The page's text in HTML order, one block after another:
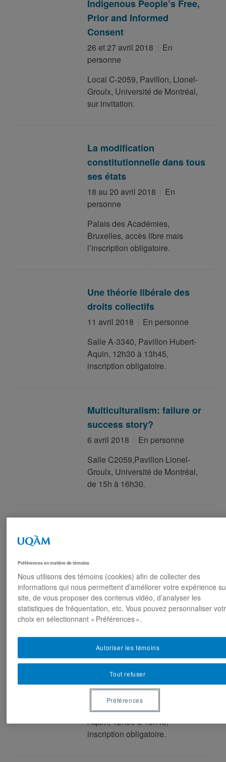
Indigenous People’s Free,
Prior and Informed
Consent
26 et 27 avril 2018
En
personne
Local C-2059, Pavillon, Lionel-
Groulx, Université de Montréal,
sur invitation.
La modification
constitutionnelle dans tous
ses états
18 au 20 avril 2018
En
personne
Palais des Académies,
Bruxelles, accès libre mais
l’inscription obligatoire.
Une théorie libérale des
droits collectifs
11 avril 2018
En personne
Salle A-3340, Pavillon Hubert-
Aquin, 12h30 à 13h45,
inscription obligatoire.
Multiculturalism: failure or
success story?
6 avril 2018
En personne
Salle C2059,Pavillon Lionel-
Groulx, Université de Montréal,
de 15h à 16h30.
Premières nations
22 mars 2018
En personne
SB Atrium, Samuel Bronfman
Building (1590 Docteur
Les trois temps de la laïcité au
22 mars 2018
En personne
Salle A-3440, Pavillon Hubert-
Aquin, 12h30 à 13h45,
inscription obligatoire.
Préférences en matière de témoins
Nous utilisons des témoins (cookies) afin de collecter des
informations qui nous permettent d’améliorer votre expérience
site, de vous proposer des contenus vidéo, d’analyser les
statistiques de fréquentation, etc. Vous pouvez personnaliser
choix en sélectionnant « Préférences ».
Tout refuser
Autoriser les témoins
Préférences